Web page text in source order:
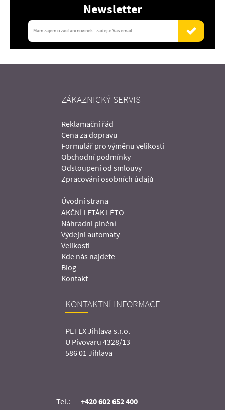
Newsletter
ZÁKAZNICKÝ SERVIS
Reklamační řád
Cena za dopravu
Formulář pro výměnu velikosti
Obchodní podmínky
Odstoupení od smlouvy
Zpracování osobních údajů
Úvodní strana
AKČNÍ LETÁK LÉTO
Náhradní plnění
Výdejní automaty
Velikosti
Kde nás najdete
Blog
Kontakt
KONTAKTNÍ INFORMACE
PETEX Jihlava s.r.o.
U Pivovaru 4328/13
586 01 Jihlava
Tel.:
+420 602 652 400